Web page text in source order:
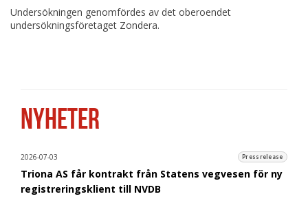
Undersökningen genomfördes av det oberoendet
undersökningsföretaget Zondera.
NYHETER
2026-07-03 Pressrelease
Triona AS får kontrakt från Statens vegvesen för ny
registreringsklient till NVDB